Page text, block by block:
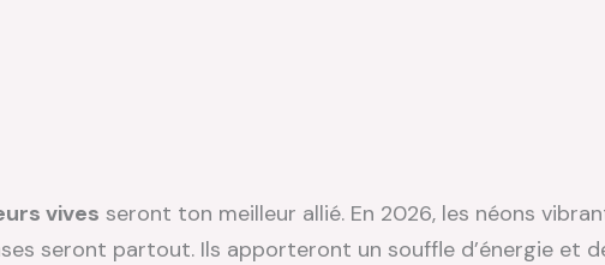
vives seront ton meilleur allié. En 2026, les néons
seront partout. Ils apporteront un souffle d’énergie et